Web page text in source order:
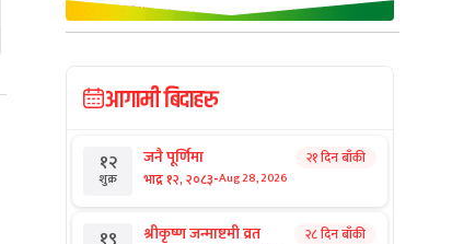
आगामी बिदाहरु
१२
शुक्र
जनै पूर्णिमा
भाद्र १२, २०८३-Aug 28, 2026
२१ दिन बाँकी
श्रीकृष्ण जन्माष्टमी व्रत २८ दिन बाँकी